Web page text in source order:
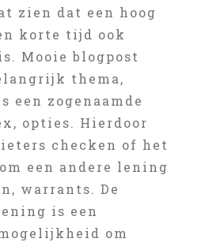
zien dat een hoog
korte tijd ook
Mooie blogpost
thema,
een zogenaamde
opties. Hierdoor
checken of het
een andere lening
warrants. De
is een
om